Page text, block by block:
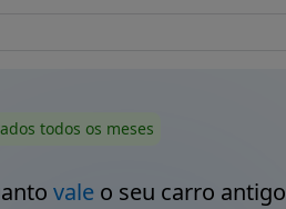
todos os meses
valeo seu carro antigo